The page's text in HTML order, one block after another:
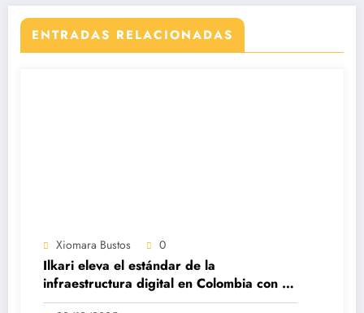
ENTRADAS RELACIONADAS
Xiomara Bustos 0
Ilkari eleva el estándar de la
infraestructura digital en Colombia con su
datacenter certificado Nivel IV de ICREA